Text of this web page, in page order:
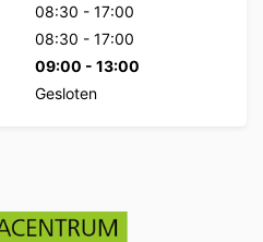
08:30 - 17:00
08:30 - 17:00
09:00 - 13:00
Gesloten